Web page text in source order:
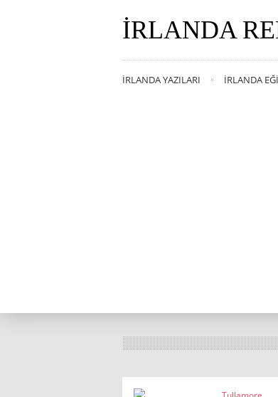
İRLANDA
İRLANDA YAZILARI İRLANDA